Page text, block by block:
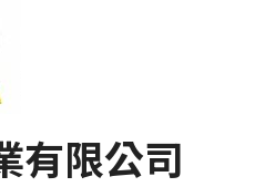
有限公司